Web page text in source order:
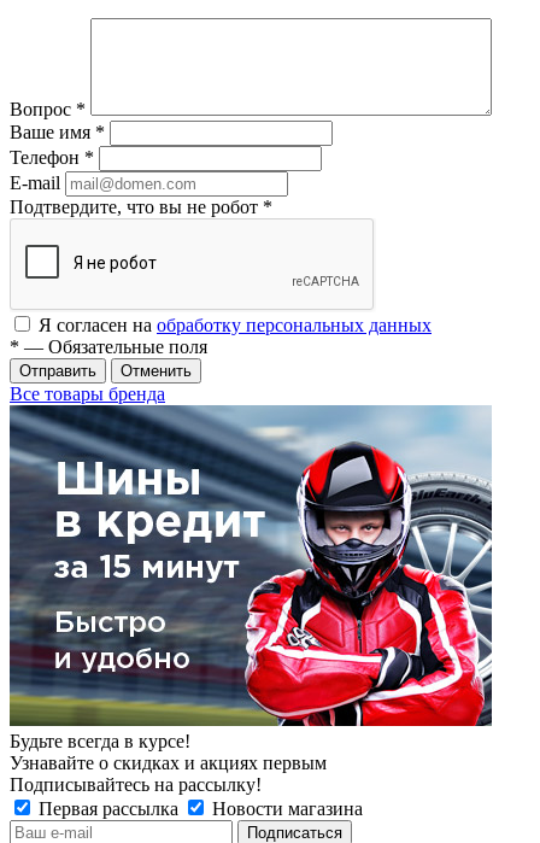
Вопрос *
Ваше имя *
Телефон *
E-mail
Подтвердите, что вы не робот *
Я согласен на обработку персональных данных
* — Обязательные поля
Отменить
Все товары бренда
Будьте всегда в курсе!
Узнавайте о скидках и акциях первым
Подписывайтесь на рассылку!
Первая рассылка
Новости магазина